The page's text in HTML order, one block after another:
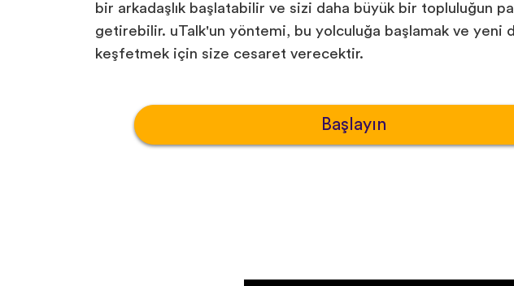
bir arkadaşlık başlatabilir ve sizi daha büyük bir topluluğun
getirebilir. uTalk'un yöntemi, bu yolculuğa başlamak ve yeni
keşfetmek için size cesaret verecektir.
Başlayın